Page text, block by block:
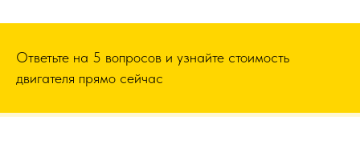
Ответьте на 5 вопросов и узнайте стоимость
двигателя прямо сейчас